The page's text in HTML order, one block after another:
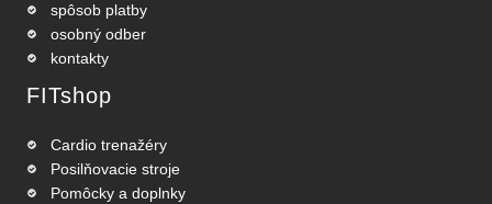
spôsob platby
osobný odber
kontakty
FITshop
Cardio trenažéry
Posilňovacie stroje
Pomôcky a doplnky